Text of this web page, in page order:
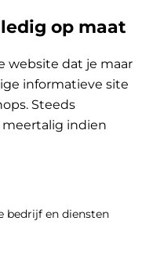
op maat
website dat je maar
informatieve site
Steeds
indien
bedrijf en diensten